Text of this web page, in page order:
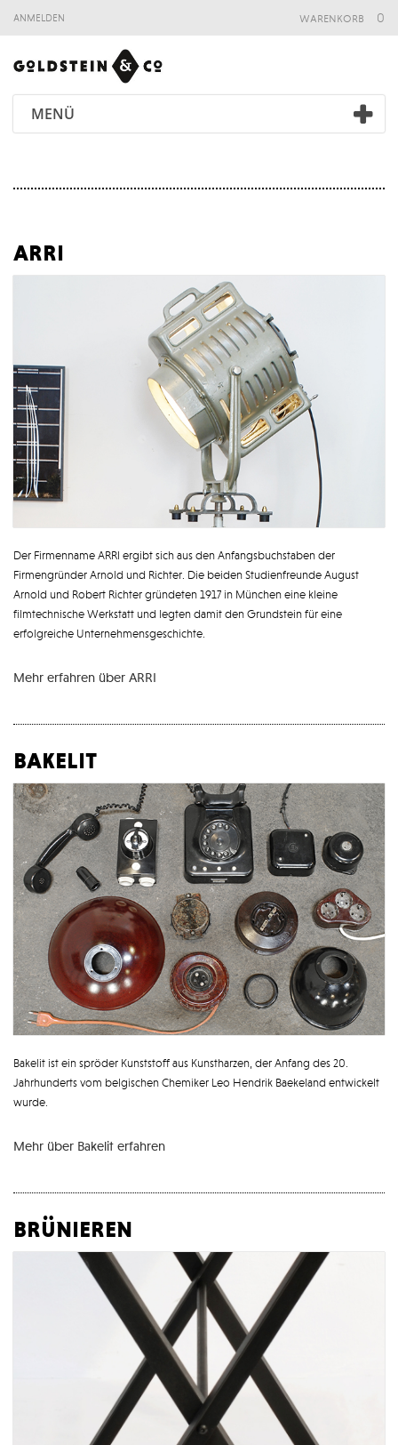
anmelden
MENÜ
warenkorb 0
arri
Der Firmenname ARRI ergibt sich aus den Anfangsbuchstaben der
Firmengründer Arnold und Richter. Die beiden Studienfreunde August
Arnold und Robert Richter gründeten 1917 in München eine kleine
filmtechnische Werkstatt und legten damit den Grundstein für eine
erfolgreiche Unternehmensgeschichte.
Mehr erfahren über ARRI
bakelit
Bakelit ist ein spröder Kunststoff aus Kunstharzen, der Anfang des 20.
Jahrhunderts vom belgischen Chemiker Leo Hendrik Baekeland entwickelt
wurde.
Mehr über Bakelit erfahren
brünieren